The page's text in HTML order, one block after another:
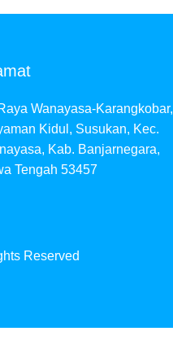
Wanayasa-Karangkobar,
Kidul, Susukan, Kec.
Kab. Banjarnegara,
Tengah 53457
Reserved